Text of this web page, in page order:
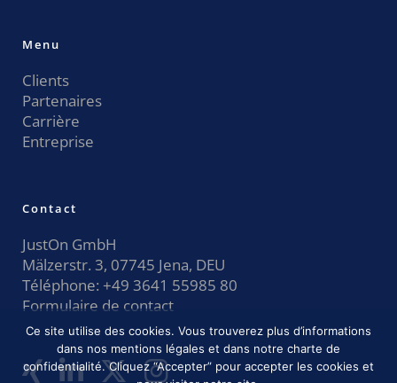
Menu
Clients
Partenaires
Carrière
Entreprise
Contact
JustOn GmbH
Mälzerstr. 3, 07745 Jena, DEU
Téléphone: +49 3641 55985 80
Formulaire de contact
Ce site utilise des cookies. Vous trouverez plus d’informations
dans nos mentions légales et dans notre charte de
confidentialité. Cliquez “Accepter” pour accepter les cookies et